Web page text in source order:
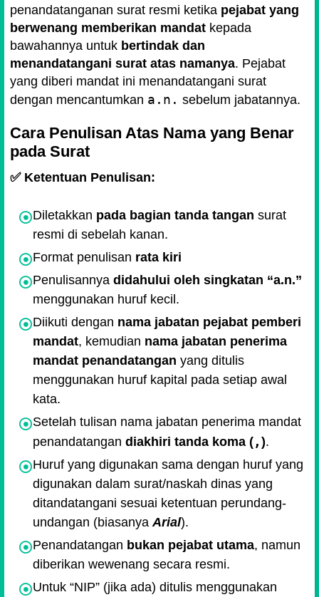
penandatanganan surat resmi ketika pejabat yang
berwenang memberikan mandat kepada
bawahannya untuk bertindak dan
menandatangani surat atas namanya. Pejabat
yang diberi mandat ini menandatangani surat
dengan mencantumkan a.n. sebelum jabatannya.
Cara Penulisan Atas Nama yang Benar
pada Surat
✅ Ketentuan Penulisan:
Diletakkan pada bagian tanda tangan surat
resmi di sebelah kanan.
Format penulisan rata kiri
Penulisannyadidahului oleh singkatan “a.n.”
menggunakan huruf kecil.
Diikuti dengan nama jabatan pejabat pemberi
mandat, kemudian nama jabatan penerima
mandat penandatangan yang ditulis
menggunakan huruf kapital pada setiap awal
kata.
Setelah tulisan nama jabatan penerima mandat
penandatangandiakhiri tanda koma ( ,).
Huruf yang digunakan sama dengan huruf yang
digunakan dalam surat/naskah dinas yang
ditandatangani sesuai ketentuan perundang-
undangan (biasanyaArial).
Penandatangan bukan pejabat utama, namun
diberikan wewenang secara resmi.
Untuk NIP (jika ada) ditulis menggunakan